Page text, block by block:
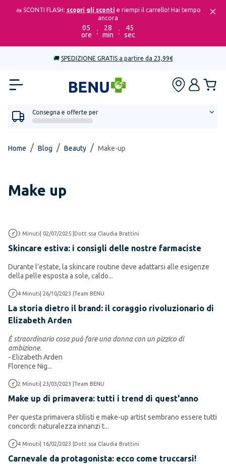
🚤 SCONTI FLASH: scopri gli sconti e riempi il carrello! Hai tempo
ancora
05
ore
:
28
min
:
45
sec
🚚 SPEDIZIONE GRATIS a partire da 23,99€
Consegna e offerte per
Home / Blog / Beauty / Make-up
Make up
Make up
3 Minuti 02/07/2025 Dott.ssa Claudia Brattini
Skincare estiva: i consigli delle nostre farmaciste
Durante l’estate, la skincare routine deve adattarsi alle esigenze
della pelle esposta a sole, caldo...
Make up
4 Minuti 26/10/2023 Team BENU
La storia dietro il brand: il coraggio rivoluzionario di
Elizabeth Arden
È straordinario cosa può fare una donna con un pizzico di
ambizione.
- Elizabeth Arden
Florence Nig...
Make up
2 Minuti 23/03/2023 Team BENU
Make up di primavera: tutti i trend di quest'anno
Per questa primavera stilisti e make-up artist sembrano essere tutti
concordi: naturalezza innanzi t...
Make up
4 Minuti 16/02/2023 Dott.ssa Claudia Brattini
Carnevale da protagonista: ecco come truccarsi!